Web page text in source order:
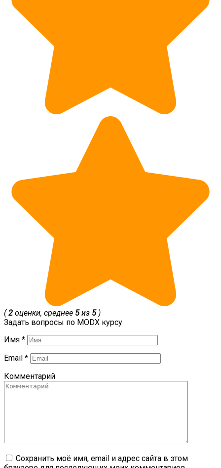
(2 оценки, среднее 5из 5)
Задать вопросы по MODX курсу
Имя *
Email *
Комментарий
Сохранить моё имя, email и адрес сайта в этом